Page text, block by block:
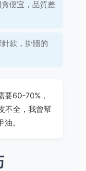
便宜，品質差
款，掛牆的
要60-70%，
不全，我曾幫
。